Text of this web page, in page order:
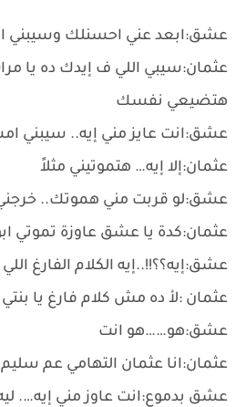
عشق:ابعد عني احسنلك وسيبني
عثمان:سيبي اللي ف إيدك ده يا
هتضيعي نفسك
عشق:انت عايز مني إيه.. سيبني
عثمان:إلا إيه… هتموتيني مثلاً
عشق:لو قربت مني هموتك..
عثمان:كدة يا عشق عاوزة تموتي
عشق:إيه؟؟!!..إيه الكلام الفارغ
عثمان :لأ ده مش كلام فارغ يا بنتي
عشق:هو……هو انت
عثمان:انا عثمان التهامي عم
عشق بدموع:انت عاوز مني إيه….